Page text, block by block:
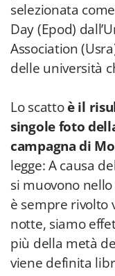
selezionata
Day (Epod)
Association
delle università
Lo scattoè il
singole foto
campagna di
legge: A causa
si muovono
è sempre rivolto
notte, siamo
più della metà
viene definita